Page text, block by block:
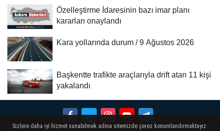
Özelleştirme İdaresinin bazı imar planı
kararları onaylandı
Kara yollarında durum / 9 Ağustos 2026
Başkentte trafikte araçlarıyla drift atan 11 kişi
yakalandı
Sizlere daha iyi hizmet sunabilmek adına sitemizde çerez konumlandırmaktayız.